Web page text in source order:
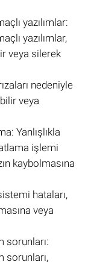
yazılımlar:
yazılımlar,
veya silerek
nedeniyle
veya
Yanlışlıkla
işlemi
kaybolmasına
hataları,
veya
sorunları:
sorunları,